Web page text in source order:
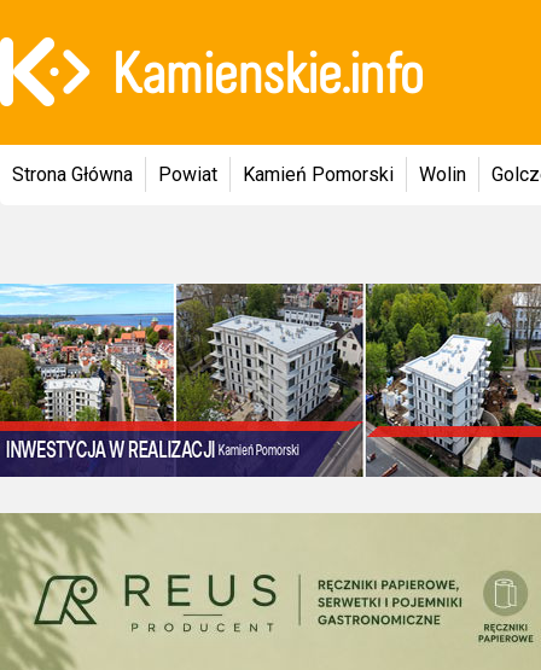
Strona Główna Powiat Kamień Pomorski Wolin